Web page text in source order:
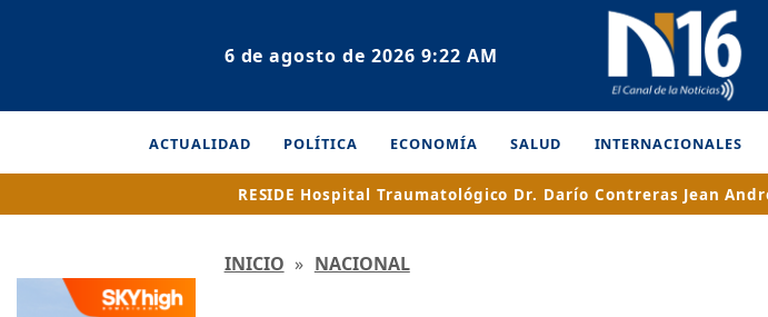
6 de agosto de 2026 9:22 AM
ACTUALIDAD POLÍTICA ECONOMÍA SALUD INTERNACIONALES
RESIDE Hospital Traumatológico Dr. Darío Contreras Jean
INICIO » NACIONAL